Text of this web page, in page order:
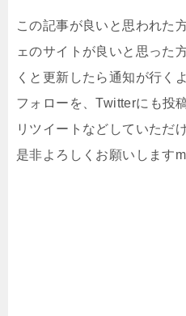
この記事が良いと思われた
ェのサイトが良いと思った
くと更新したら通知が行く
フォローを、Twitterにも投
リツイートなどしていただ
是非よろしくお願いします